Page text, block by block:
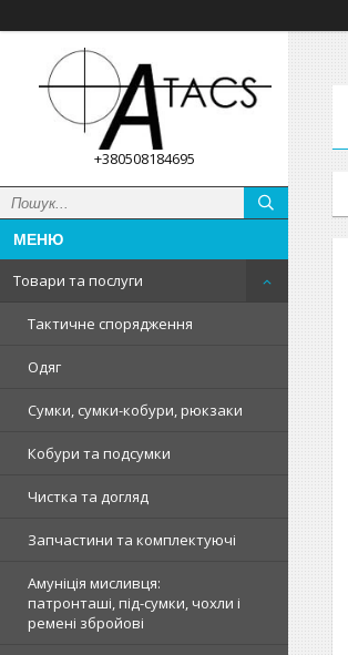
+380508184695
Товари та послуги
Тактичне спорядження
Одяг
Сумки, сумки-кобури, рюкзаки
Кобури та подсумки
Чистка та догляд
Запчастини та комплектуючі
Амуніція мисливця:
патронташі, під-сумки, чохли і
ремені збройові